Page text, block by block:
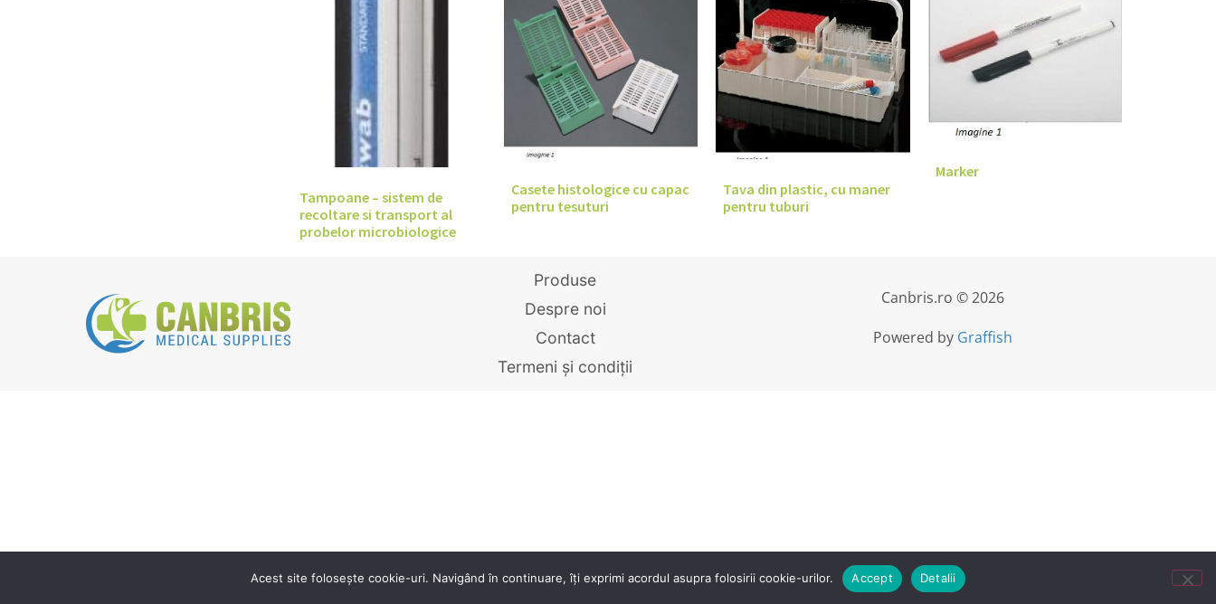
Tampoane – sistem de
recoltare si transport al
probelor microbiologice
Casete histologice cu capac
pentru tesuturi
Tava din plastic, cu maner
pentru tuburi
Marker
Produse
Despre noi
Contact
Termeni și condiții
Canbris.ro © 2026
Powered by Graffish
Acest site folosește cookie-uri. Navigând în continuare, îți exprimi acordul asupra folosirii cookie-urilor. Accept Detalii